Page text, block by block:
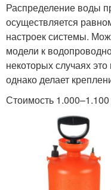
Распределение воды
осуществляется
настроек системы.
модели к
некоторых случаях
однако делает
Стоимость 1.000–1.100